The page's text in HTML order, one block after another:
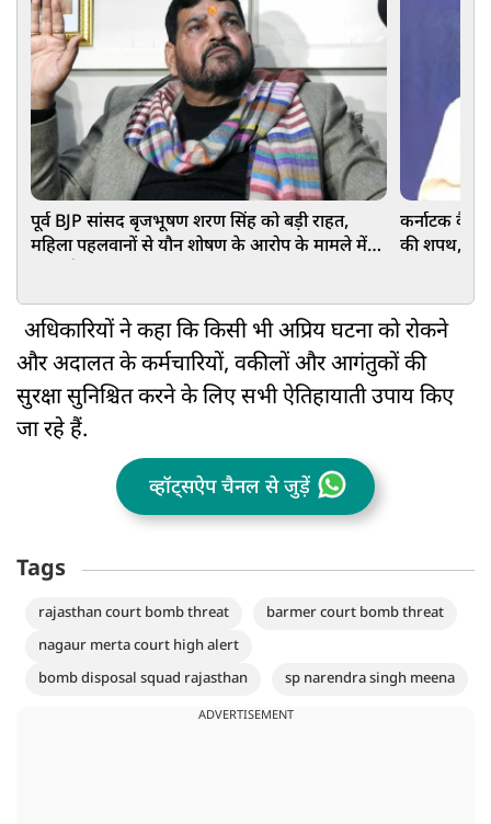
पूर्व BJP सांसद बृजभूषण शरण सिंह को बड़ी राहत,
महिला पहलवानों से यौन शोषण के आरोप के मामले में
कर्नाटक
की शपथ,
अधिकारियों ने कहा कि किसी भी अप्रिय घटना को रोकने
और अदालत के कर्मचारियों, वकीलों और आगंतुकों की
सुरक्षा सुनिश्चित करने के लिए सभी ऐतिहायाती उपाय किए
जा रहे हैं.
व्हॉट्सऐप चैनल से जुड़ें
Tags
rajasthan court bomb threat
barmer court bomb threat
nagaur merta court high alert
bomb disposal squad rajasthan
sp narendra singh meena
ADVERTISEMENT